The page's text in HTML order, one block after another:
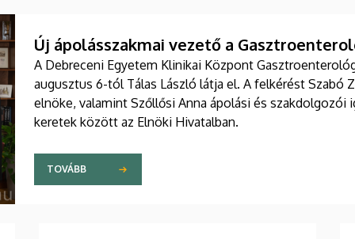
Új ápolásszakmai vezető a
A Debreceni Egyetem Klinikai Központ
augusztus 6-tól Tálas László látja el. A felkérést Szabó
elnöke, valamint Szőllősi Anna ápolási és szakdolgozói
keretek között az Elnöki Hivatalban.
TOVÁBB